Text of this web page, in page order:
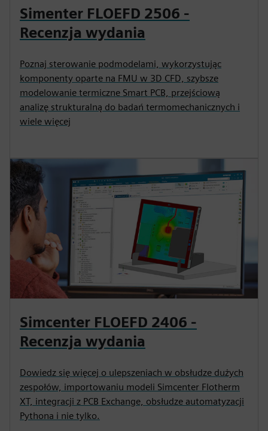
Simenter FLOEFD 2506 -
Recenzja wydania
Poznaj sterowanie podmodelami, wykorzystując
komponenty oparte na FMU w 3D CFD, szybsze
modelowanie termiczne Smart PCB, przejściową
analizę strukturalną do badań termomechanicznych i
wiele więcej
Simcenter FLOEFD 2406 -
Recenzja wydania
Dowiedz się więcej o ulepszeniach w obsłudze dużych
zespołów, importowaniu modeli Simcenter Flotherm
XT, integracji z PCB Exchange, obsłudze automatyzacji
Pythona i nie tylko.